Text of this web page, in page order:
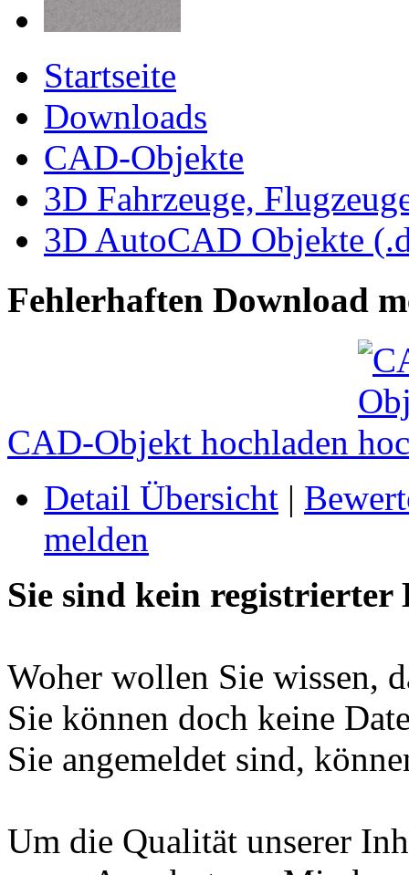
Startseite
Downloads
CAD-Objekte
3D Fahrzeuge,
3D AutoCAD Objekte
Fehlerhaften Download
CAD-Objekt hochladen
Detail Übersicht |
melden
Sie sind kein registrierter
Woher wollen Sie wissen,
Sie können doch keine
Sie angemeldet sind,
Um die Qualität unserer